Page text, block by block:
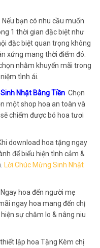
bạn có nhu cầu muốn
1 thời gian đặc biệt như
đặc biệt quan trọng không
xứng mang thời điểm đó.
nhằm khuyến mãi trong
tình ái.
Nhật Bằng Tiền Chọn
một shop hoa an toàn và
chiếm được bó hoa tươi
download hoa tặng ngay
để biểu hiện tình cảm &
Lời Chúc Mừng Sinh Nhật
hoa đến người mẹ
ngay hoa mang đến chị
sự chăm lo & nâng niu
lập hoa Tặng Kèm chị